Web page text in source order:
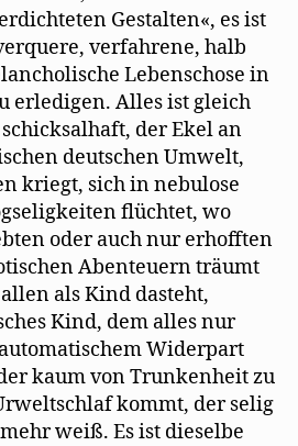
Gestalten«, es ist
verfahrene, halb
Lebenschose in
erledigen. Alles ist gleich
der Ekel an
deutschen Umwelt,
kriegt, sich in nebulose
flüchtet, wo
oder auch nur erhofften
Abenteuern träumt
als Kind dasteht,
Kind, dem alles nur
Widerpart
kaum von Trunkenheit zu
kommt, der selig
weiß. Es ist dieselbe